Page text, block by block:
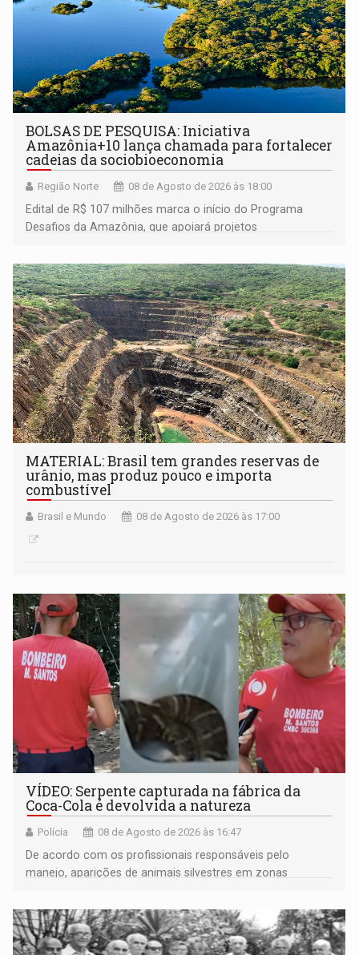
BOLSAS DE PESQUISA: Iniciativa
Amazônia+10 lança chamada para fortalecer
cadeias da sociobioeconomia
Região Norte 08 de Agosto de 2026 às 18:00
Edital de R$ 107 milhões marca o início do Programa
Desafios da Amazônia, que apoiará projetos
submissão de pré-propostas poderá ser feita até 1º de
setembro
MATERIAL: Brasil tem grandes reservas de
urânio, mas produz pouco e importa
combustível
Brasil e Mundo 08 de Agosto de 2026 às 17:00
VÍDEO: Serpente capturada na fábrica da
Coca-Cola é devolvida a natureza
Polícia 08 de Agosto de 2026 às 16:47
De acordo com os profissionais responsáveis pelo
manejo, aparições de animais silvestres em zonas